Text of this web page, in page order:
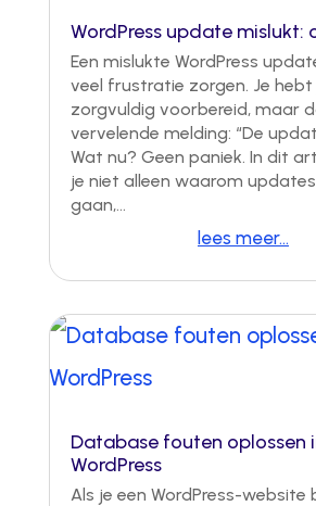
WordPress update mislukt:
Een mislukte WordPress
veel frustratie zorgen. Je hebt
zorgvuldig voorbereid, maar
vervelende melding: “De
Wat nu? Geen paniek. In dit
je niet alleen waarom
gaan,...
lees meer...
Database fouten oplossen
WordPress
Als je een WordPress-website